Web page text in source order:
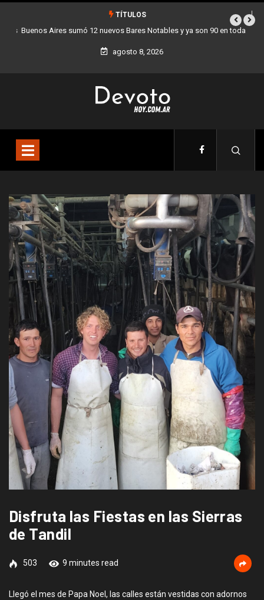
TÍTULOS
Buenos Aires sumó 12 nuevos Bares Notables y ya son 90 en toda la
Ciudad
agosto 8, 2026
Disfruta las Fiestas en las Sierras
de Tandil
503 9 minutes read
Llegó el mes de Papa Noel, las calles están vestidas con adornos